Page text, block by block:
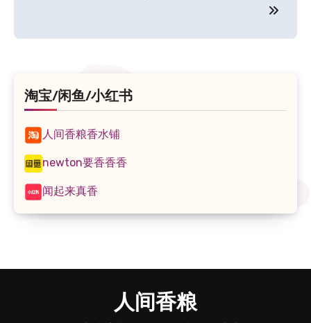
航
淘宝/闲鱼/小红书
人间香粮香水铺
newton要香香香
闻起来真香
人间香粮